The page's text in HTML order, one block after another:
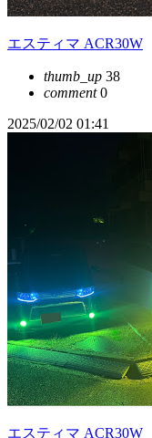
エスティマ ACR30W
thumb_up 38
comment0
2025/02/02 01:41
エスティマ ACR30W